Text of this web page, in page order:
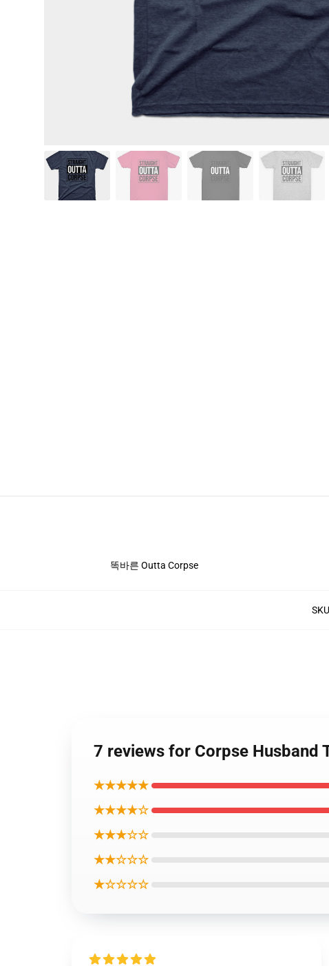
똑바른 Outta Corpse
SKU
7 reviews for Corpse Husband
★★★★★
★★★★☆
★★★☆☆
★★☆☆☆
★☆☆☆☆